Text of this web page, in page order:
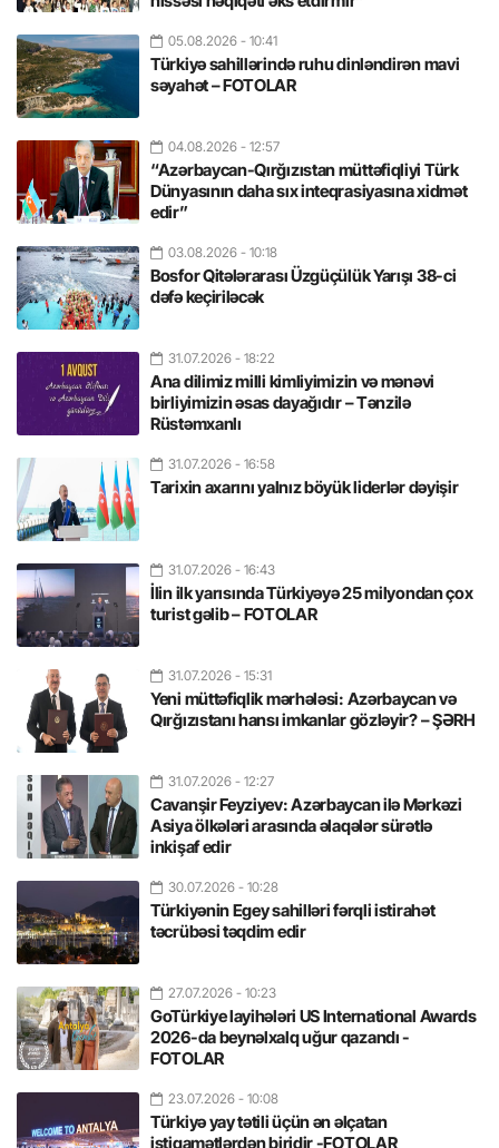
05.08.2026 - 10:41
Türkiyə sahillərində ruhu dinləndirən mavi
səyahət – FOTOLAR
04.08.2026 - 12:57
“Azərbaycan-Qırğızıstan müttəfiqliyi Türk
Dünyasının daha sıx inteqrasiyasına xidmət
edir”
03.08.2026 - 10:18
Bosfor Qitələrarası Üzgüçülük Yarışı 38-ci
dəfə keçiriləcək
31.07.2026 - 18:22
Ana dilimiz milli kimliyimizin və mənəvi
birliyimizin əsas dayağıdır – Tənzilə
Rüstəmxanlı
31.07.2026 - 16:58
Tarixin axarını yalnız böyük liderlər dəyişir
31.07.2026 - 16:43
İlin ilk yarısında Türkiyəyə 25 milyondan çox
turist gəlib – FOTOLAR
31.07.2026 - 15:31
Yeni müttəfiqlik mərhələsi: Azərbaycan və
Qırğızıstanı hansı imkanlar gözləyir? – ŞƏRH
31.07.2026 - 12:27
Cavanşir Feyziyev: Azərbaycan ilə Mərkəzi
Asiya ölkələri arasında əlaqələr sürətlə
inkişaf edir
30.07.2026 - 10:28
Türkiyənin Egey sahilləri fərqli istirahət
təcrübəsi təqdim edir
27.07.2026 - 10:23
GoTürkiye layihələri US International Awards
2026-da beynəlxalq uğur qazandı -
FOTOLAR
23.07.2026 - 10:08
Türkiyə yay tətili üçün ən əlçatan
istiqamətlərdən biridir -FOTOLAR